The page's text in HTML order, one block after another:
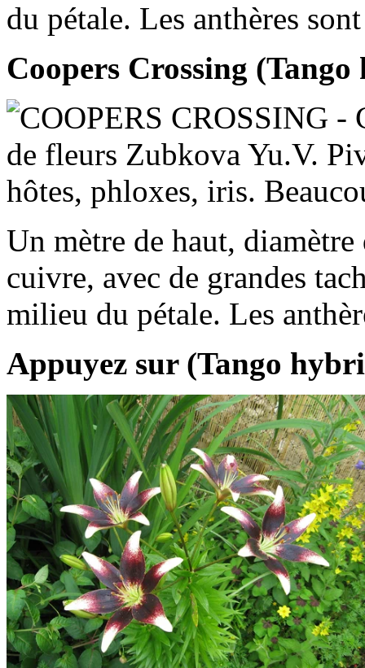
du pétale. Les anthères
Coopers Crossing
Un mètre de haut,
cuivre, avec de grandes
milieu du pétale. Les
Appuyez sur (Tango